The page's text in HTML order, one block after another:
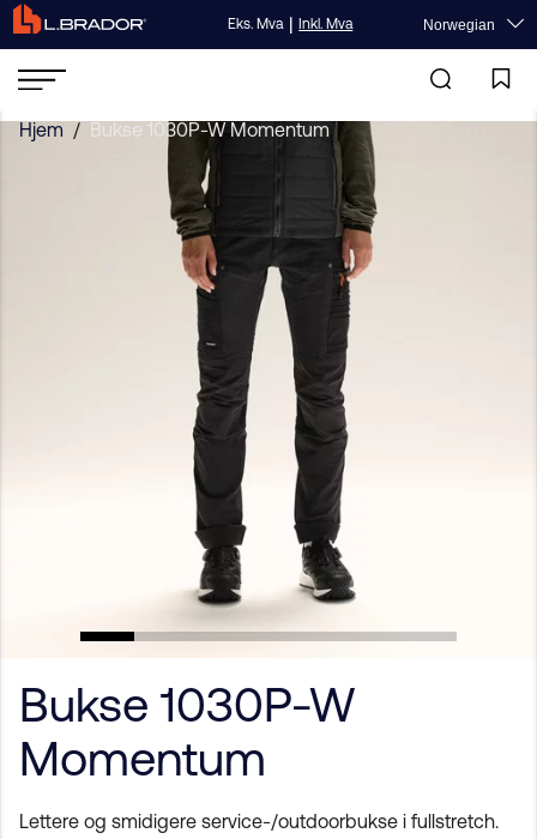
Eks. Mva | Inkl. Mva Norwegian
Hjem / Bukse 1030P-W Momentum
Bukse 1030P-W
Momentum
Lettere og smidigere service-/outdoorbukse i fullstretch.